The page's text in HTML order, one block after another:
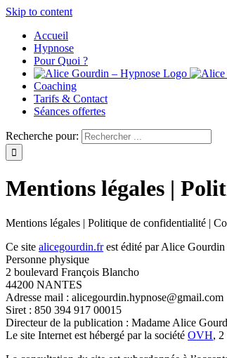
Skip to content
Accueil
Hypnose
Pour Quoi ?
Coaching
Tarifs & Contact
Séances offertes
Recherche pour:
Mentions légales |
Mentions légales | Politique de confidentialité |
Ce site alicegourdin.frest édité par Alice
Personne physique
2 boulevard François Blancho
44200 NANTES
Adresse mail : alicegourdin.hypnose@gmail.com
Siret : 850 394 917 00015
Directeur de la publication : Madame Alice
Le site Internet est hébergé par la société OVH, 2